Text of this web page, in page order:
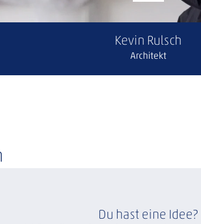
Kevin Rulsch
Architekt
Du hast eine Idee?